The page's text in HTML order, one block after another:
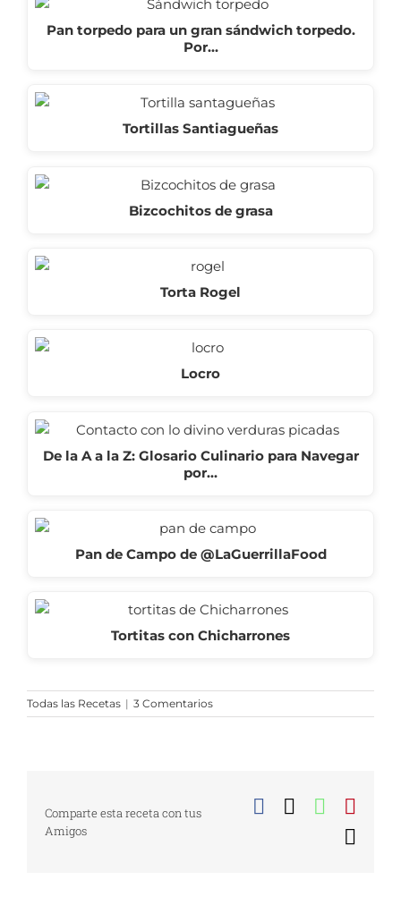
Pan torpedo para un gran sándwich torpedo.
Por…
Tortillas Santiagueñas
Bizcochitos de grasa
Torta Rogel
Locro
De la A a la Z: Glosario Culinario para Navegar
por…
Pan de Campo de @LaGuerrillaFood
Tortitas con Chicharrones
Todas las Recetas | 3 Comentarios
Comparte esta receta con tus
Amigos
Facebook